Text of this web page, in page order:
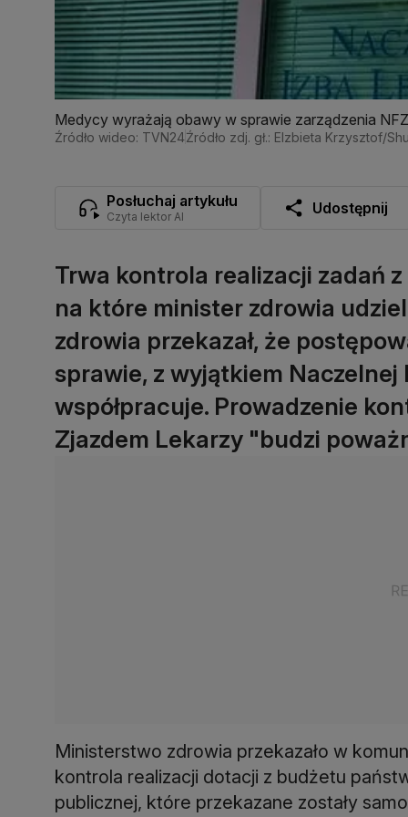
Medycy wyrażają obawy w sprawie zarządzenia NFZ
Źródło wideo: TVN24Źródło zdj. gł.: Elzbieta Krzysztof/
Posłuchaj artykułu
Czyta lektor AI Udostępnij
Trwa kontrola realizacji zadań
na które minister zdrowia
zdrowia przekazał, że
sprawie, z wyjątkiem
współpracuje. Prowadzenie
Zjazdem Lekarzy "budzi
Ministerstwo zdrowia przekazało w
kontrola realizacji dotacji z budżetu
publicznej, które przekazane zostały